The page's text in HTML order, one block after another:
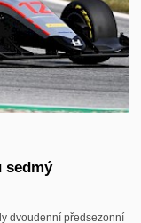
sedmý
dvoudenní předsezonní